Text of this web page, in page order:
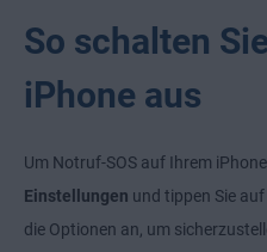
So schalten
iPhone aus
Um Notruf-SOS auf Ihrem
Einstellungen und tippen Sie auf
die Optionen an, um